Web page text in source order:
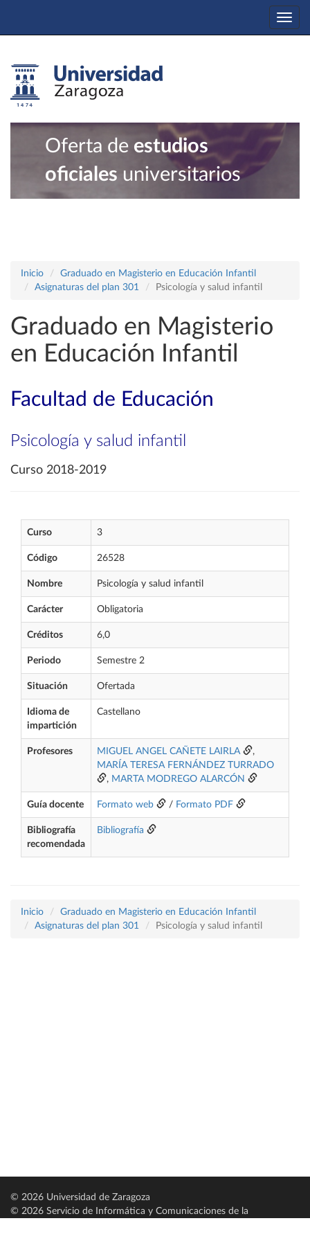
Oferta de estudios
oficiales universitarios
Inicio
Graduado en Magisterio en Educación Infantil
Asignaturas del plan 301
Psicología y salud infantil
Graduado en Magisterio
en Educación Infantil
Facultad de Educación
Psicología y salud infantil
Curso 2018-2019
Curso 3
Código 26528
Nombre Psicología y salud infantil
Carácter Obligatoria
Créditos 6,0
Periodo Semestre 2
Situación Ofertada
Idioma de
impartición
Castellano
Profesores MIGUEL ANGEL CAÑETE LAIRLA
,
MARÍA TERESA FERNÁNDEZ TURRADO
, MARTA MODREGO ALARCÓN
Guía docente Formato web / Formato PDF
Bibliografía
recomendada
Bibliografía
Inicio
Graduado en Magisterio en Educación Infantil
Asignaturas del plan 301
Psicología y salud infantil
© 2026 Universidad de Zaragoza
© 2026 Servicio de Informática y Comunicaciones de la